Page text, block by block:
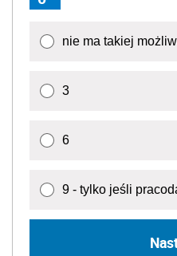
nie ma takiej
3
6
9 - tylko jeśli